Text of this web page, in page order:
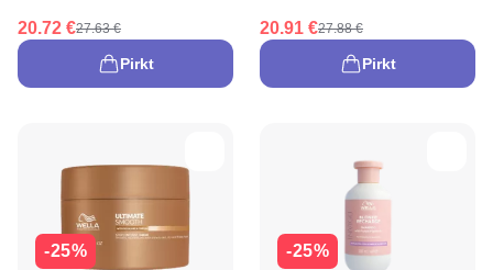
20.72 €27.63 €
Pirkt
20.91 €27.88 €
Pirkt
-25% -25%